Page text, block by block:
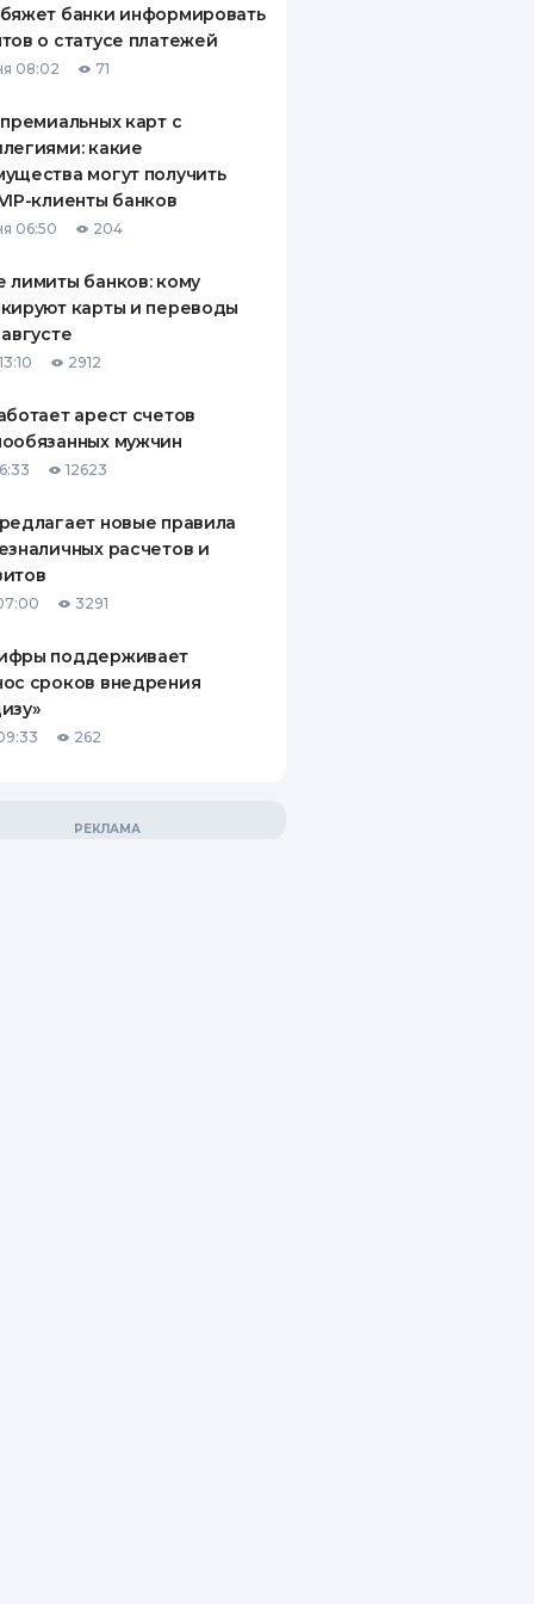
банки информировать
о статусе платежей
08:02 71
карт с
какие
могут получить
клиенты банков
06:50 204
лимиты банков: кому
карты и переводы
2912
арест счетов
мужчин
12623
новые правила
расчетов и
3291
поддерживает
сроков внедрения
262